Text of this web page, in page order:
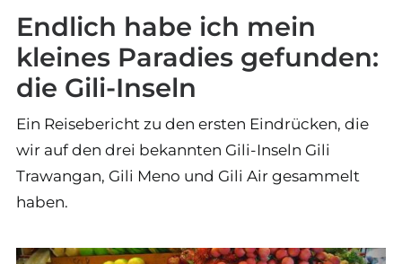
Endlich habe ich mein
kleines Paradies gefunden:
die Gili-Inseln
Ein Reisebericht zu den ersten Eindrücken, die
wir auf den drei bekannten Gili-Inseln Gili
Trawangan, Gili Meno und Gili Air gesammelt
haben.